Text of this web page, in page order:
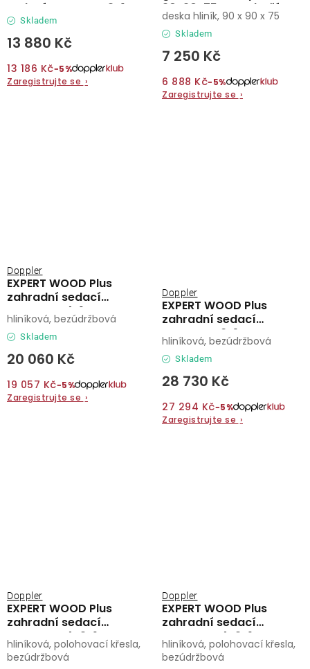
sedací souprava 2+1
Skladem
13 880 Kč
13 186 Kč−5%
Zaregistrujte se ›
90x90x75cm - Zboží s
drobnou vadou (N519)
Skladem
7 250 Kč
6 888 Kč−5%
Zaregistrujte se ›
deska hliník, 90 x 90 x 75
EXPERT WOOD Plus
zahradní sedací
souprava 4+1
Doppler
Skladem
20 060 Kč
19 057 Kč−5%
Zaregistrujte se ›
hliníková, bezúdržbová
EXPERT WOOD Plus
zahradní sedací
souprava 6+1
Doppler
Skladem
28 730 Kč
27 294 Kč−5%
Zaregistrujte se ›
hliníková, bezúdržbová
EXPERT WOOD Plus
zahradní sedací
souprava 4+2+1
Doppler
hliníková, polohovací křesla,
bezúdržbová
EXPERT WOOD Plus
zahradní sedací
souprava 4+2+1
Doppler
hliníková, polohovací křesla,
bezúdržbová